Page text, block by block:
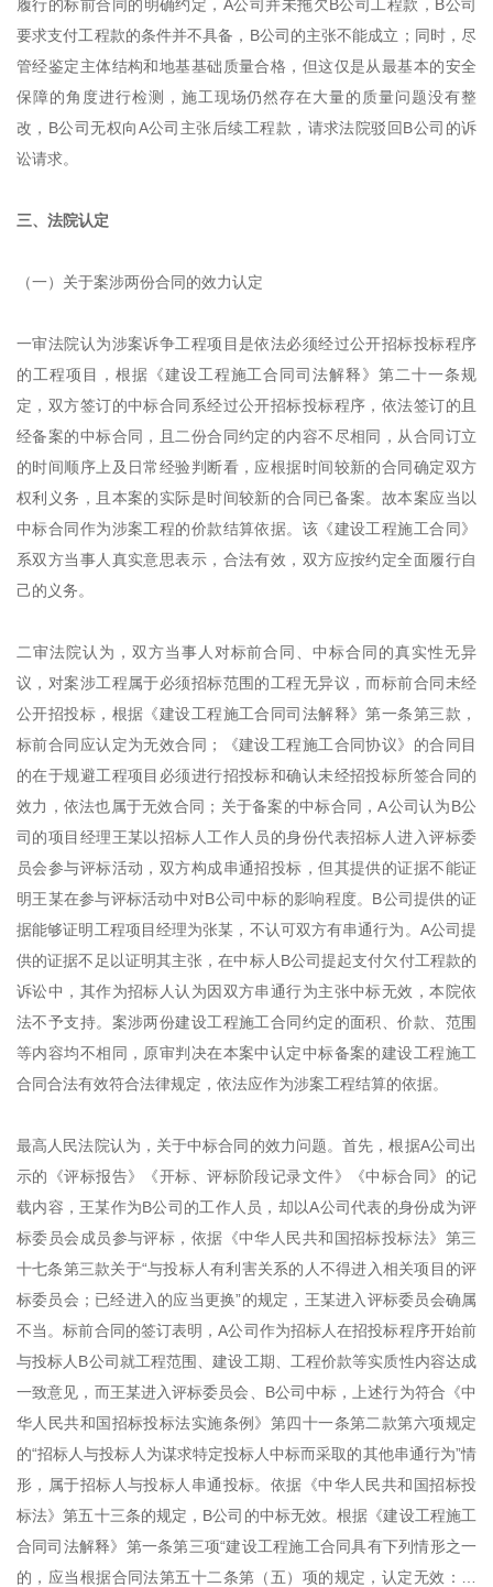
履行的标前合同的明确约定，A公司并未拖欠B公司工程款，B公司
要求支付工程款的条件并不具备，B公司的主张不能成立；同时，尽
管经鉴定主体结构和地基基础质量合格，但这仅是从最基本的安全
保障的角度进行检测，施工现场仍然存在大量的质量问题没有整
改，B公司无权向A公司主张后续工程款，请求法院驳回B公司的诉
讼请求。
三、法院认定
（一）关于案涉两份合同的效力认定
一审法院认为涉案诉争工程项目是依法必须经过公开招标投标程序
的工程项目，根据《建设工程施工合同司法解释》第二十一条规
定，双方签订的中标合同系经过公开招标投标程序，依法签订的且
经备案的中标合同，且二份合同约定的内容不尽相同，从合同订立
的时间顺序上及日常经验判断看，应根据时间较新的合同确定双方
权利义务，且本案的实际是时间较新的合同已备案。故本案应当以
中标合同作为涉案工程的价款结算依据。该《建设工程施工合同》
系双方当事人真实意思表示，合法有效，双方应按约定全面履行自
己的义务。
二审法院认为，双方当事人对标前合同、中标合同的真实性无异
议，对案涉工程属于必须招标范围的工程无异议，而标前合同未经
公开招投标，根据《建设工程施工合同司法解释》第一条第三款，
标前合同应认定为无效合同；《建设工程施工合同协议》的合同目
的在于规避工程项目必须进行招投标和确认未经招投标所签合同的
效力，依法也属于无效合同；关于备案的中标合同，A公司认为B公
司的项目经理王某以招标人工作人员的身份代表招标人进入评标委
员会参与评标活动，双方构成串通招投标，但其提供的证据不能证
明王某在参与评标活动中对B公司中标的影响程度。B公司提供的证
据能够证明工程项目经理为张某，不认可双方有串通行为。A公司提
供的证据不足以证明其主张，在中标人B公司提起支付欠付工程款的
诉讼中，其作为招标人认为因双方串通行为主张中标无效，本院依
法不予支持。案涉两份建设工程施工合同约定的面积、价款、范围
等内容均不相同，原审判决在本案中认定中标备案的建设工程施工
合同合法有效符合法律规定，依法应作为涉案工程结算的依据。
最高人民法院认为，关于中标合同的效力问题。首先，根据A公司出
示的《评标报告》《开标、评标阶段记录文件》《中标合同》的记
载内容，王某作为B公司的工作人员，却以A公司代表的身份成为评
标委员会成员参与评标，依据《中华人民共和国招标投标法》第三
十七条第三款关于“与投标人有利害关系的人不得进入相关项目的评
标委员会；已经进入的应当更换”的规定，王某进入评标委员会确属
不当。标前合同的签订表明，A公司作为招标人在招投标程序开始前
与投标人B公司就工程范围、建设工期、工程价款等实质性内容达成
一致意见，而王某进入评标委员会、B公司中标，上述行为符合《中
华人民共和国招标投标法实施条例》第四十一条第二款第六项规定
的“招标人与投标人为谋求特定投标人中标而采取的其他串通行为”情
形，属于招标人与投标人串通投标。依据《中华人民共和国招标投
标法》第五十三条的规定，B公司的中标无效。根据《建设工程施工
合同司法解释》第一条第三项“建设工程施工合同具有下列情形之一
的，应当根据合同法第五十二条第（五）项的规定，认定无效：…